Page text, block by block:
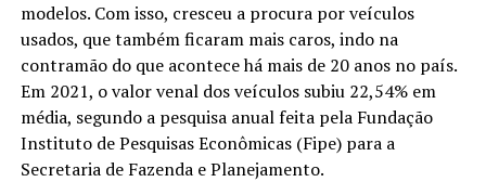
modelos. Com isso, cresceu a procura por veículos
usados, que também ficaram mais caros, indo na
contramão do que acontece há mais de 20 anos no país.
Em 2021, o valor venal dos veículos subiu 22,54% em
média, segundo a pesquisa anual feita pela Fundação
Instituto de Pesquisas Econômicas (Fipe) para a
Secretaria de Fazenda e Planejamento.